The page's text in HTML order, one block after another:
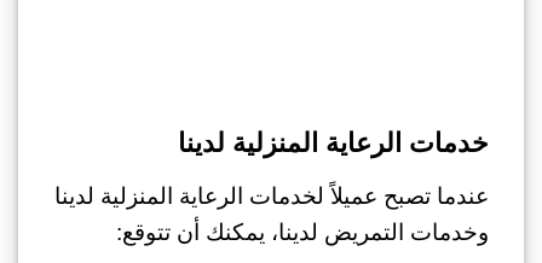
خدمات الرعاية المنزلية لدينا
عندما تصبح عميلاً لخدمات الرعاية المنزلية لدينا
وخدمات التمريض لدينا، يمكنك أن تتوقع: